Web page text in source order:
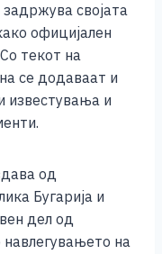
задржува својата
официјален
текот на
се додаваат и
известувања и
од
Бугарија и
дел од
на